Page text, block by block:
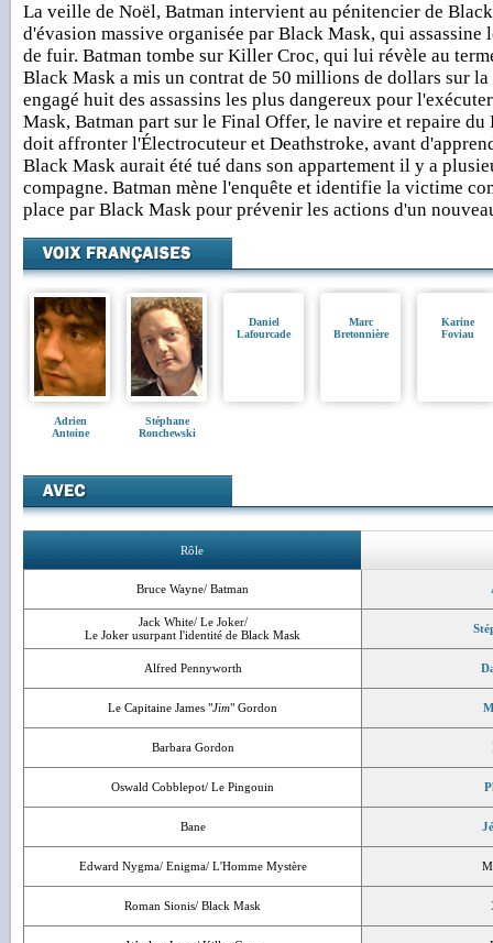
La veille de Noël, Batman intervient au pénitencier de
d'évasion massive organisée par Black Mask, qui assassine
de fuir. Batman tombe sur Killer Croc, qui lui révèle au
Black Mask a mis un contrat de 50 millions de dollars sur
engagé huit des assassins les plus dangereux pour
Mask, Batman part sur le Final Offer, le navire et repaire du
doit affronter l'Électrocuteur et Deathstroke, avant
Black Mask aurait été tué dans son appartement il y a
compagne. Batman mène l'enquête et identifie la victime
place par Black Mask pour prévenir les actions d'un
Adrien
Antoine
Stéphane
Ronchewski
Daniel
Lafourcade
Marc
Bretonnière
Karine
Foviau
Rôle
Bruce Wayne/ Batman
Jack White/ Le Joker/
Le Joker usurpant l'identité de Black Mask
Alfred Pennyworth
Le Capitaine James "Jim" Gordon
Barbara Gordon
Oswald Cobblepot/ Le Pingouin
Bane
Edward Nygma/ Enigma/ L'Homme Mystère
Roman Sionis/ Black Mask